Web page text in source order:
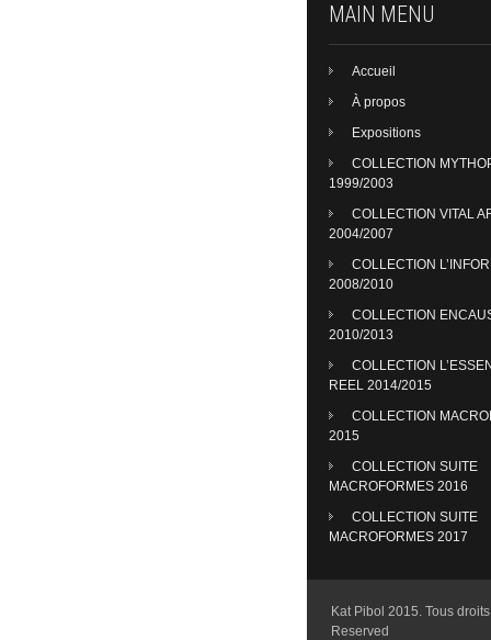
MAIN MENU
Accueil
À propos
Expositions
COLLECTION
1999/2003
COLLECTION VITAL
2004/2007
COLLECTION
2008/2010
COLLECTION
2010/2013
COLLECTION
REEL 2014/2015
COLLECTION
2015
COLLECTION SUITE
MACROFORMES 2016
COLLECTION SUITE
MACROFORMES 2017
Kat Pibol 2015. Tous
Reserved